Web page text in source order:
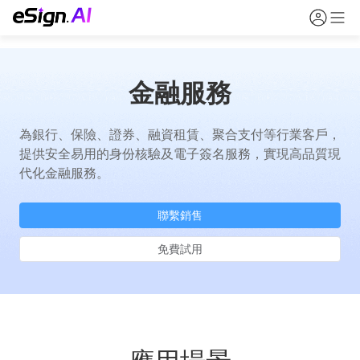
金融服務
為銀行、保險、證券、融資租賃、聚合支付等行業客戶，
提供安全易用的身份核驗及電子簽名服務，實現高品質現
代化金融服務。
聯繫銷售
免費試用